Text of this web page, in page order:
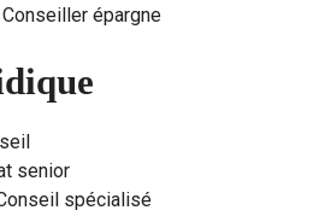
Conseiller épargne
senior
spécialisé